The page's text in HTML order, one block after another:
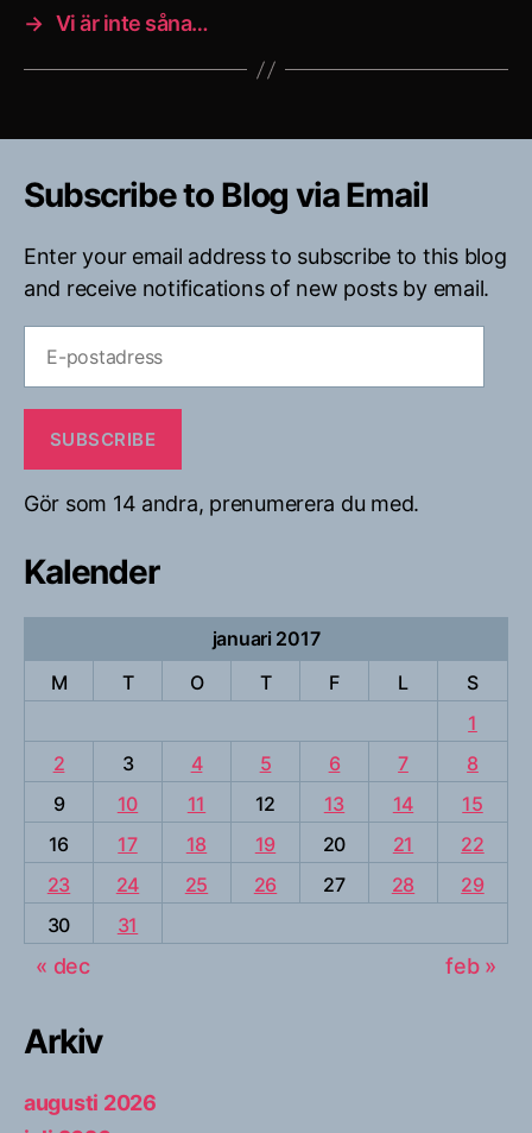
→ Vi är inte såna…
Subscribe to Blog via Email
Enter your email address to subscribe to this blog
and receive notifications of new posts by email.
postadress
SUBSCRIBE
Gör som 14 andra, prenumerera du med.
Kalender
januari 2017
M
T O T F L
S
1
2
3 4 5 6 7
8
9
10 11 12 13 14
15
16
17 18 19 20 21
22
23
24 25 26 27 28
29
30
31
« dec feb »
Arkiv
augusti 2026